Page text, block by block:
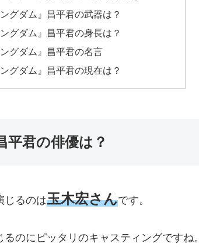
ングダム』昌平君の武器は？
ングダム』昌平君の身長は？
ングダム』昌平君の名言
ングダム』昌平君の現在は？
平君の俳優は？
じるのは玉木宏さんです。
のにピッタリのキャスティングですね。